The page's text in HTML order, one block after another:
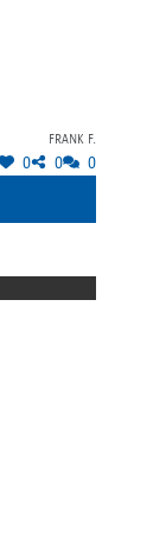
Frank F.
0 0 0